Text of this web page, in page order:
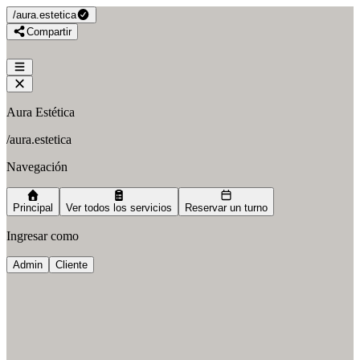
/aura.estetica
Compartir
Aura Estética
/aura.estetica
Navegación
Principal Ver todos los servicios Reservar un turno
Ingresar como
Admin Cliente